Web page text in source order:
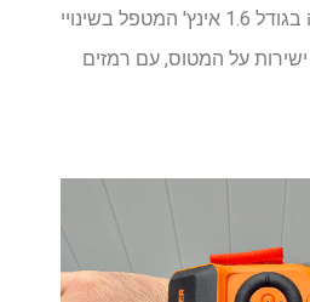
מסך AMOLED בהיר ומובנה בגודל 1.6 אינץ' המטפל בשינויי
על המטוס, עם רמזים